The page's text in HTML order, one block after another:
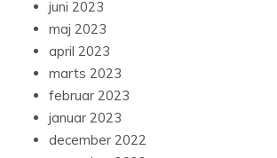
juni 2023
maj 2023
april 2023
marts 2023
februar 2023
januar 2023
december 2022